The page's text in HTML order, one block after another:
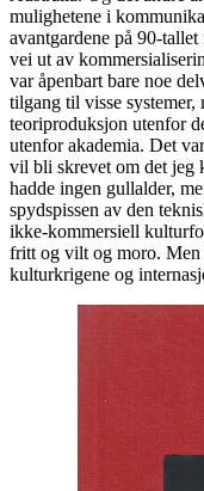
mulighetene i
avantgardene på 90-
vei ut av
var åpenbart bare noe
tilgang til visse
teoriproduksjon utenfor
utenfor akademia. Det
vil bli skrevet om det jeg
hadde ingen gullalder,
spydspissen av den
ikke-kommersiell
fritt og vilt og moro. Men
kulturkrigene og